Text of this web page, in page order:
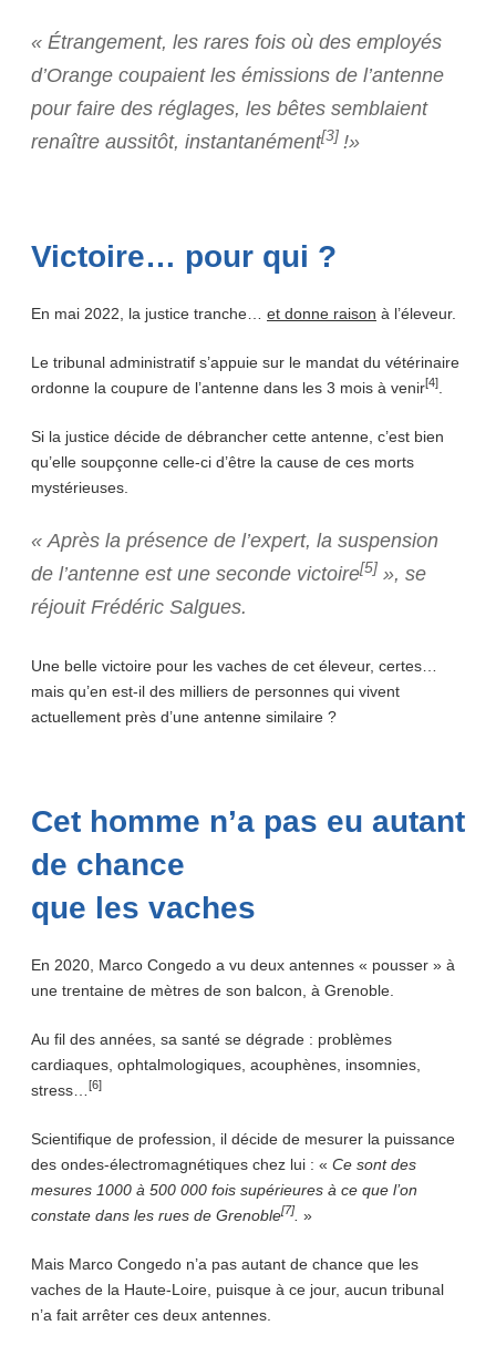
« Étrangement, les rares fois où des employés
d’Orange coupaient les émissions de l’antenne
pour faire des réglages, les bêtes semblaient
renaître aussitôt, instantanément[3] !»
Victoire… pour qui ?
En mai 2022, la justice tranche… et donne raison à l’éleveur.
Le tribunal administratif s’appuie sur le mandat du vétérinaire
ordonne la coupure de l’antenne dans les 3 mois à venir[4]
Si la justice décide de débrancher cette antenne, c’est bien
qu’elle soupçonne celle-ci d’être la cause de ces morts
mystérieuses.
« Après la présence de l’expert, la suspension
de l’antenne est une seconde victoire[5] », se
réjouit Frédéric Salgues.
Une belle victoire pour les vaches de cet éleveur, certes…
mais qu’en est-il des milliers de personnes qui vivent
actuellement près d’une antenne similaire ?
Cet homme n’a pas eu autant
de chance
que les vaches
En 2020, Marco Congedo a vu deux antennes « pousser » à
une trentaine de mètres de son balcon, à Grenoble.
Au fil des années, sa santé se dégrade : problèmes
cardiaques, ophtalmologiques, acouphènes, insomnies,
stress…
[6]
Scientifique de profession, il décide de mesurer la puissance
des ondes-électromagnétiques chez lui : « Ce sont des
mesures 1000 à 500 000 fois supérieures à ce que l’on
constate dans les rues de Grenoble[7] »
Mais Marco Congedo n’a pas autant de chance que les
vaches de la Haute-Loire, puisque à ce jour, aucun tribunal
n’a fait arrêter ces deux antennes.